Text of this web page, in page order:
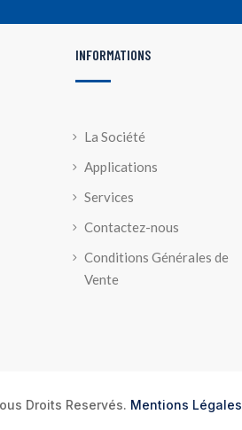
INFORMATIONS
La Société
Applications
Services
Contactez-nous
Conditions Générales de
Vente
Droits Reservés. Mentions Légales